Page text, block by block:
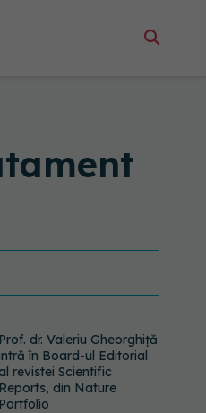
Prof. dr. Valeriu Gheorghiță
în Board-ul Editorial
al revistei Scientific
Reports, din Nature
Portfolio